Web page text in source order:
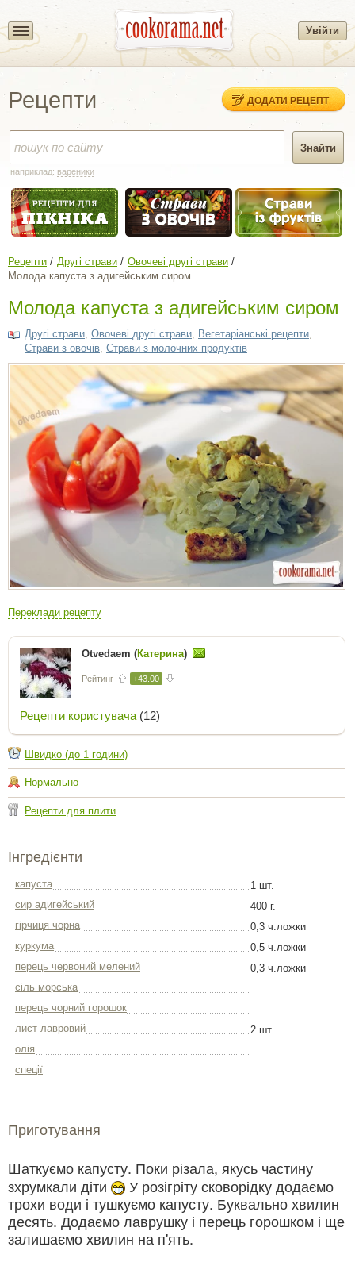
Увійти
Рецепти ДОДАТИ РЕЦЕПТ
наприклад: вареники
Рецепти Другі страви
Овочеві другі страви
Молода капуста з адигейським сиром
Молода капуста з адигейським сиром
Другі страви Овочеві другі страви Вегетаріанські рецепти
Страви з овочів Страви з молочних продуктів
Переклади рецепту
Otvedaem (Катерина)
Рейтинг +43.00
Рецепти користувача (12)
Швидко (до 1 години)
Нормально
Рецепти для плити
Інгредієнти
капуста
1 шт.
сир адигейський
400 г.
гірчиця чорна
0,3 ч.ложки
куркума
0,5 ч.ложки
перець червоний мелений
0,3 ч.ложки
сіль морська
перець чорний горошок
лист лавровий
2 шт.
олія
спеції
Приготування
Шаткуємо капусту. Поки різала, якусь частину
зхрумкали діти
У розігріту сковорідку додаємо
трохи води і тушкуємо капусту. Буквально хвилин
десять. Додаємо лаврушку і перець горошком і ще
залишаємо хвилин на п'ять.